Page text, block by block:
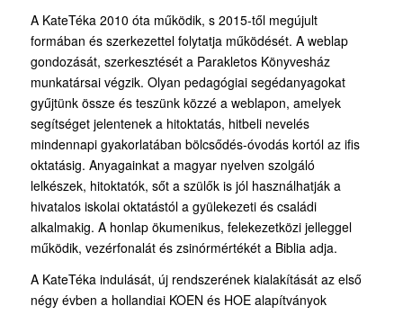
A KateTéka 2010 óta működik, s 2015-től megújult
formában és szerkezettel folytatja működését. A weblap
gondozását, szerkesztését a Parakletos Könyvesház
munkatársai végzik. Olyan pedagógiai segédanyagokat
gyűjtünk össze és teszünk közzé a weblapon, amelyek
segítséget jelentenek a hitoktatás, hitbeli nevelés
mindennapi gyakorlatában bölcsődés-óvodás kortól az ifis
oktatásig. Anyagainkat a magyar nyelven szolgáló
lelkészek, hitoktatók, sőt a szülők is jól használhatják a
hivatalos iskolai oktatástól a gyülekezeti és családi
alkalmakig. A honlap ökumenikus, felekezetközi jelleggel
működik, vezérfonalát és zsinórmértékét a Biblia adja.
A KateTéka indulását, új rendszerének kialakítását az első
négy évben a hollandiai KOEN és HOE alapítványok